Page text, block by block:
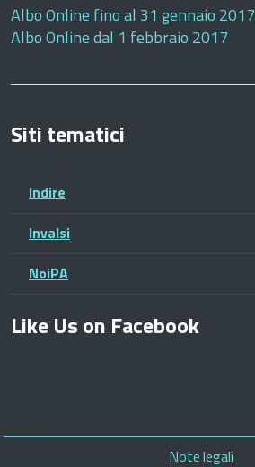
Albo Online fino al 31 gennaio 2017
Albo Online dal 1 febbraio 2017
Siti tematici
Indire
Invalsi
NoiPA
Like Us on Facebook
Piè
Note legali